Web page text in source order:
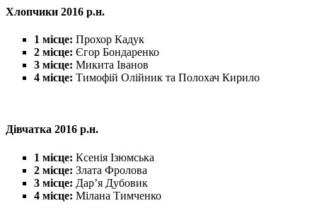
Хлопчики 2016 р.н.
1 місце: Прохор Кадук
2 місце: Єгор Бондаренко
3 місце: Микита Іванов
4 місце: Тимофій Олійник та Полохач Кирило
Дівчатка 2016 р.н.
1 місце: Ксенія Ізюмська
2 місце: Злата Фролова
3 місце: Дар’я Дубовик
4 місце: Мілана Тимченко